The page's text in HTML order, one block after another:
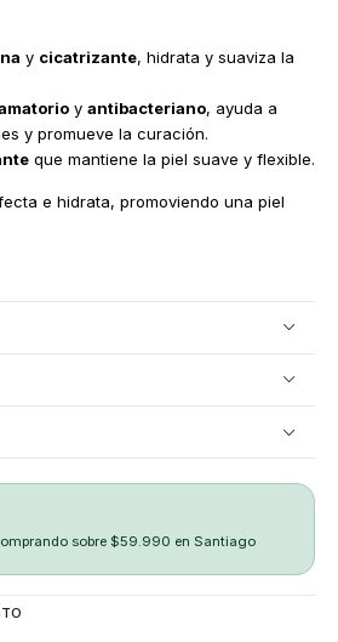
y cicatrizante, hidrata y suaviza la
y antibacteriano, ayuda a
y promueve la curación.
que mantiene la piel suave y flexible.
e hidrata, promoviendo una piel
sobre $59.990 en Santiago